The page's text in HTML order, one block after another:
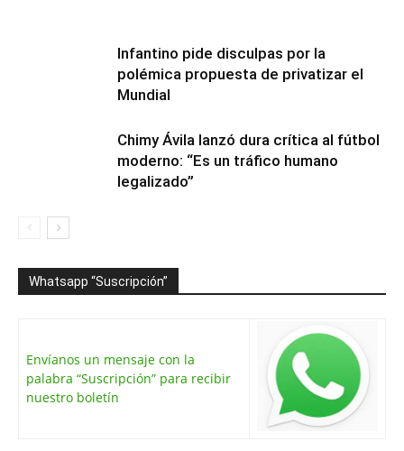
Infantino pide disculpas por la
polémica propuesta de privatizar el
Mundial
Chimy Ávila lanzó dura crítica al fútbol
moderno: “Es un tráfico humano
legalizado”
Whatsapp “Suscripción”
Envíanos un mensaje con la
palabra “Suscripción” para recibir
nuestro boletín